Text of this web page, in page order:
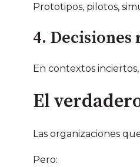
Prototipos, pilotos,
4. Decisiones
En contextos
El
Las organizaciones
Pero: